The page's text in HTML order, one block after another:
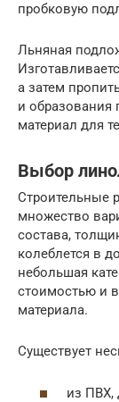
пробковую
Льняная
а затем
и образования
материал для
Выбор
Строительные
множество
состава,
колеблется в
небольшая
стоимостью и
материала.
Существует
из ПВХ,